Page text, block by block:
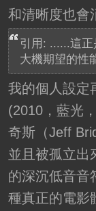
和清晰度也會
引用: ......這
大機期望的性
我的個人設定
(2010，藍光
奇斯（Jeff
並且被孤立出
的深沉低音音
種真正的電影